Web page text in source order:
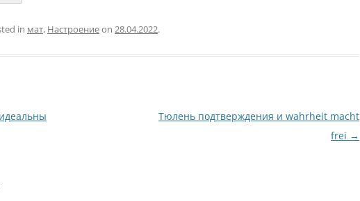
in мат, Настроениеon 28.04.2022.
Тюлень подтверждения и wahrheit macht
frei →